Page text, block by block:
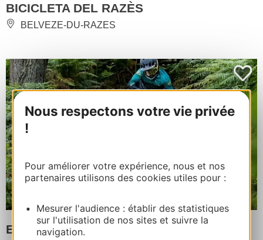
Nous respectons votre vie privée
!
Pour améliorer votre expérience, nous et nos
partenaires utilisons des cookies utiles pour :
Mesurer l'audience : établir des statistiques
sur l'utilisation de nos sites et suivre la
navigation.
BICICLETA DEL RAZÈS
BELVEZE-DU-RAZES
ECOBIKE SPORTS SHOP